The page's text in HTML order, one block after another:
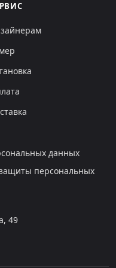
данных
персональных
49